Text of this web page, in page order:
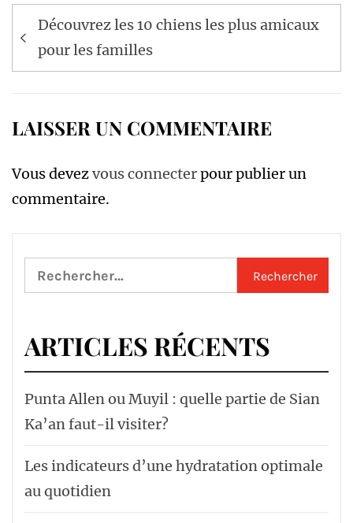
Navigation
de
l’article
Découvrez les 10 chiens les plus amicaux
pour les familles
LAISSER UN COMMENTAIRE
Vous devezvous connecterpour publier un
commentaire.
Rechercher :
ARTICLES RÉCENTS
Punta Allen ou Muyil : quelle partie de Sian
Ka’an faut-il visiter?
Les indicateurs d’une hydratation optimale
au quotidien